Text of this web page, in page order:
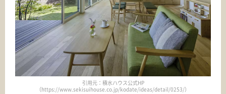
引用元：積水ハウス公式HP
（https://www.sekisuihouse.co.jp/kodate/ideas/detail/0253/）